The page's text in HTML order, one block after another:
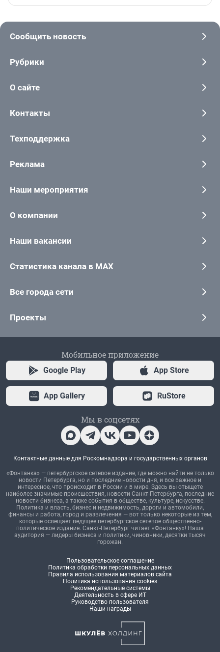
Сообщить новость
Рубрики
О сайте
Контакты
Техподдержка
Реклама
Наши мероприятия
О компании
Наши вакансии
Статистика канала в MAX
Все города сети
Проекты
Мобильное приложение
Google Play App Store
App Gallery RuStore
Мы в соцсетях
Контактные данные для Роскомнадзора и государственных органов
«Фонтанка» — петербургское сетевое издание, где можно найти не только
новости Петербурга, но и последние новости дня, и все важное и
интересное, что происходит в России и в мире. Здесь вы отыщете
наиболее значимые происшествия, новости Санкт-Петербурга, последние
новости бизнеса, а также события в обществе, культуре, искусстве.
Политика и власть, бизнес и недвижимость, дороги и автомобили,
финансы и работа, город и развлечения — вот только некоторые из тем,
которые освещает ведущее петербургское сетевое общественно-
политическое издание. Санкт-Петербург читает «Фонтанку»! Наша
аудитория — лидеры бизнеса и политики, чиновники, десятки тысяч
горожан.
Пользовательское соглашение
Политика обработки персональных данных
Правила использования материалов сайта
Политика использования cookies
Рекомендательные системы
Деятельность в сфере ИТ
Руководство пользователя
Наши награды